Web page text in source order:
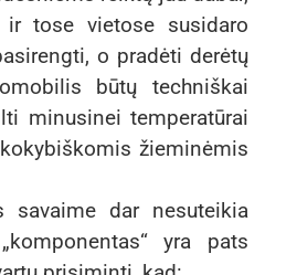
tose vietose susidaro
o pradėti derėtų
būtų techniškai
minusinei temperatūrai
žieminėmis
savaime dar nesuteikia
yra pats